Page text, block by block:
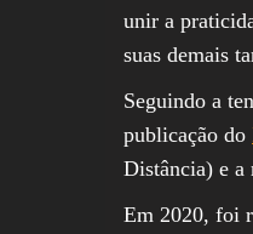
unir a
suas demais
Seguindo a
publicação do
Distância) e a
Em 2020, foi